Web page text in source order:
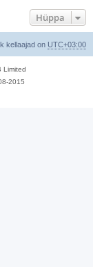
Hüppa
kellaajad on UTC+03:00
Limited
2015